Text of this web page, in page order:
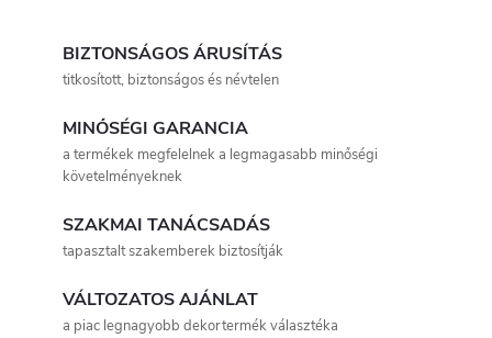
BIZTONSÁGOS ÁRUSÍTÁS
titkosított, biztonságos és névtelen
MINŐSÉGI GARANCIA
a termékek megfelelnek a legmagasabb minőségi
követelményeknek
SZAKMAI TANÁCSADÁS
tapasztalt szakemberek biztosítják
VÁLTOZATOS AJÁNLAT
a piac legnagyobb dekortermék választéka